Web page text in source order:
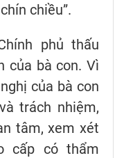
chiều”.
phủ thấu
của bà con. Vì
của bà con
trách nhiệm,
tâm, xem xét
cấp có thẩm